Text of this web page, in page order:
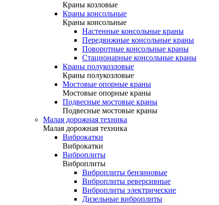
Краны козловые
Краны консольные
Краны консольные
Настенные консольные краны
Передвижные консольные краны
Поворотные консольные краны
Стационарные консольные краны
Краны полукозловые
Краны полукозловые
Мостовые опорные краны
Мостовые опорные краны
Подвесные мостовые краны
Подвесные мостовые краны
Малая дорожная техника
Малая дорожная техника
Виброкатки
Виброкатки
Виброплиты
Виброплиты
Виброплиты бензиновые
Виброплиты реверсивные
Виброплиты электрические
Дизельные виброплиты